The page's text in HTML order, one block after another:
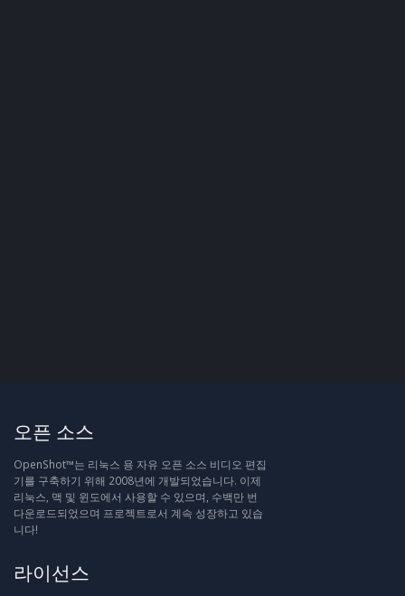
오픈 소스
OpenShot™는 리눅스 용 자유 오픈 소스 비디오 편집
기를 구축하기 위해 2008년에 개발되었습니다. 이제
리눅스, 맥 및 윈도에서 사용할 수 있으며, 수백만 번
다운로드되었으며 프로젝트로서 계속 성장하고 있습
니다!
라이선스